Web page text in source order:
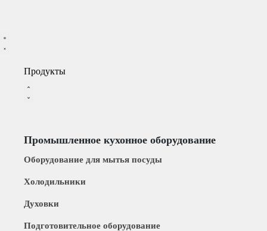
Продукты
Промышленное кухонное оборудование
Оборудование для мытья посуды
Xолодильники
Духовки
Подготовительное оборудование